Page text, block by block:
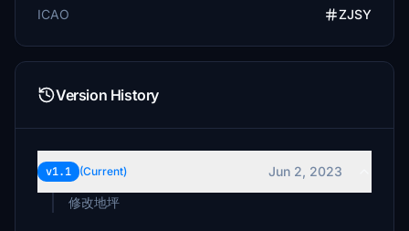
ICAO
ZJSY
Version History
v1.1 (Current)
Jun 2, 2023
修改地坪